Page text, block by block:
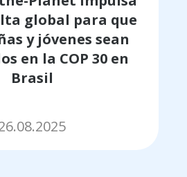
global para que
y jóvenes sean
en la COP 30 en
Brasil